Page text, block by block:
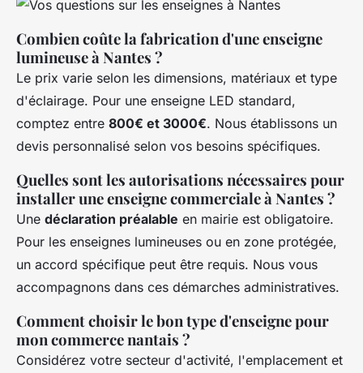
Combien coûte la fabrication d'une enseigne
lumineuse à Nantes ?
Le prix varie selon les dimensions, matériaux et type
d'éclairage. Pour une enseigne LED standard,
comptez entre 800€ et 3000€. Nous établissons un
devis personnalisé selon vos besoins spécifiques.
Quelles sont les autorisations nécessaires pour
installer une enseigne commerciale à Nantes ?
Une déclaration préalable en mairie est obligatoire.
Pour les enseignes lumineuses ou en zone protégée,
un accord spécifique peut être requis. Nous vous
accompagnons dans ces démarches administratives.
Comment choisir le bon type d'enseigne pour
mon commerce nantais ?
Considérez votre secteur d'activité, l'emplacement et